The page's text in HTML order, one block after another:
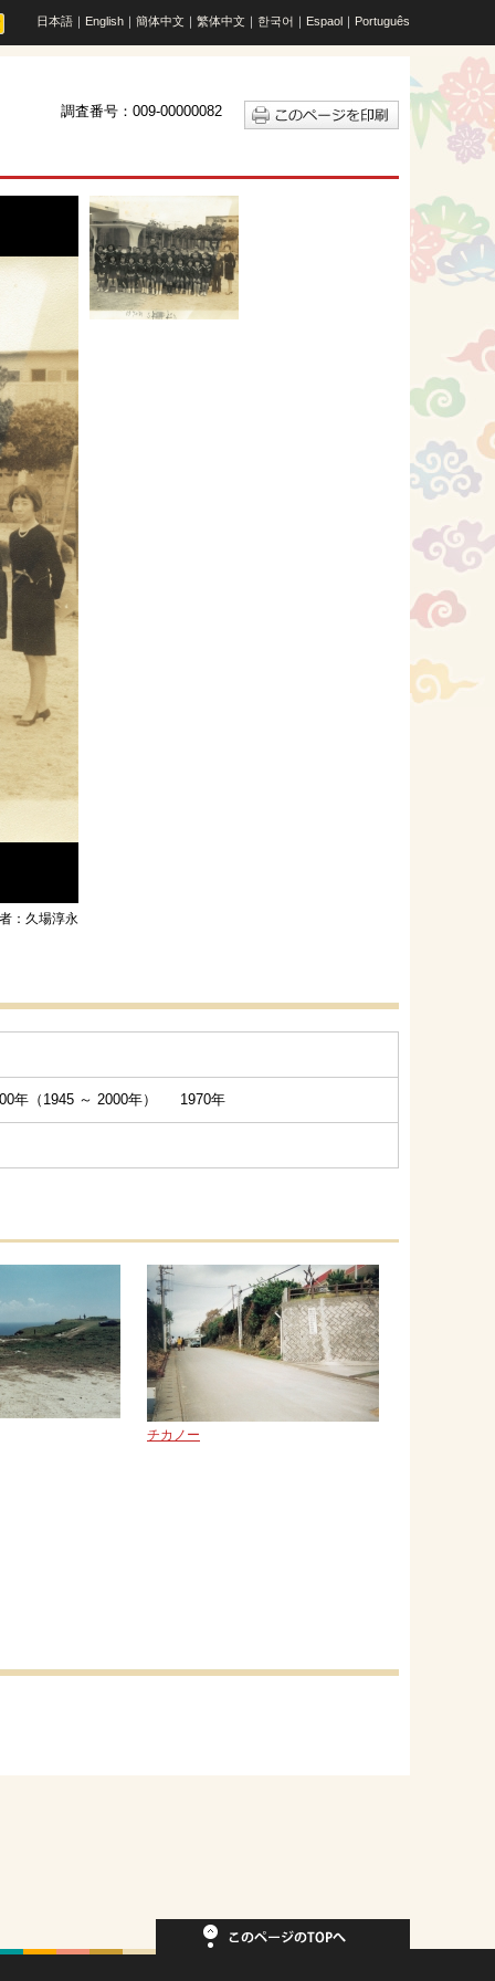
日本語 ｜ English ｜ 簡体中文 ｜ 繁体中文 ｜ 한국어 ｜ Espaol ｜ Português
調査番号：009-00000082
：久場淳永
年（1945 ～ 2000年） 1970年
チカノー